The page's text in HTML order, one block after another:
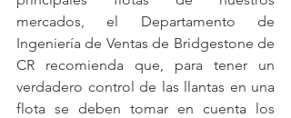
mercados, el Departamento de
Ingeniería de Ventas de Bridgestone de
CR recomienda que, para tener un
verdadero control de las llantas en una
flota se deben tomar en cuenta los